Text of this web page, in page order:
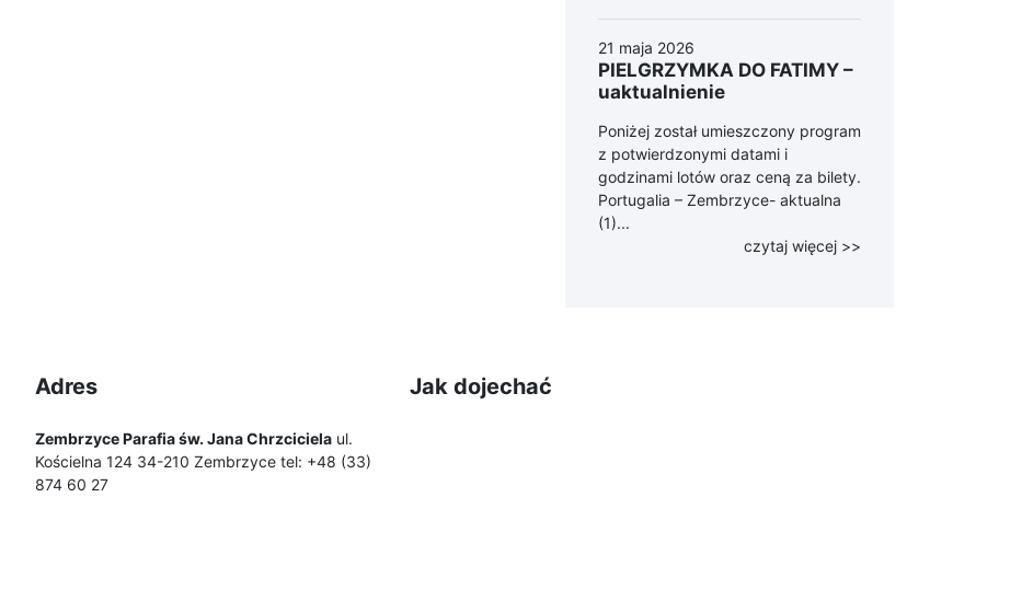
21 maja 2026
PIELGRZYMKA DO FATIMY –
uaktualnienie
Poniżej został umieszczony program
z potwierdzonymi datami i
godzinami lotów oraz ceną za bilety.
Portugalia – Zembrzyce- aktualna
(1)...
czytaj więcej >>
Adres
Zembrzyce Parafia św. Jana Chrzciciela ul.
Kościelna 124 34-210 Zembrzyce tel: +48 (33)
874 60 27
Jak dojechać